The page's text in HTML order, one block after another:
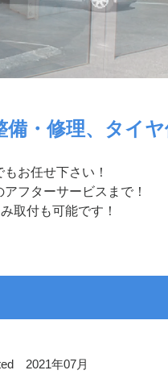
・修理、タイ
お任せ下さい！
フターサービスまで！
取付も可能です！
2021年07月